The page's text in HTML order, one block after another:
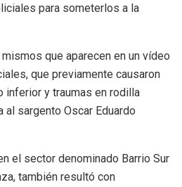
para someterlos a la
que aparecen en un vídeo
que previamente causaron
inferior y traumas en rodilla
al sargento Oscar Eduardo
el sector denominado Barrio Sur
también resultó con